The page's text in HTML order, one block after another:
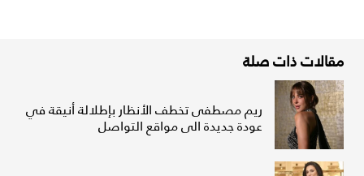
مقالات ذات صلة
ريم مصطفى تخطف الأنظار بإطلالة أنيقة في
عودة جديدة الى مواقع التواصل